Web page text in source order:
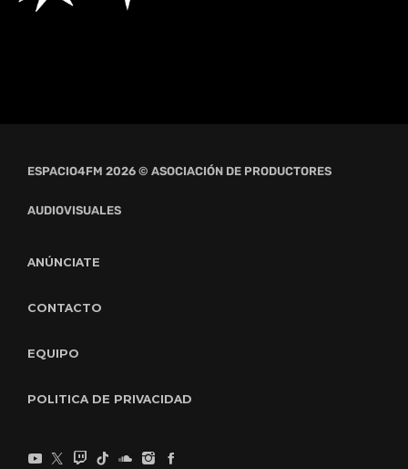
ESPACIO4FM 2026 © ASOCIACIÓN DE PRODUCTORES
AUDIOVISUALES
ANÚNCIATE
CONTACTO
EQUIPO
POLITICA DE PRIVACIDAD